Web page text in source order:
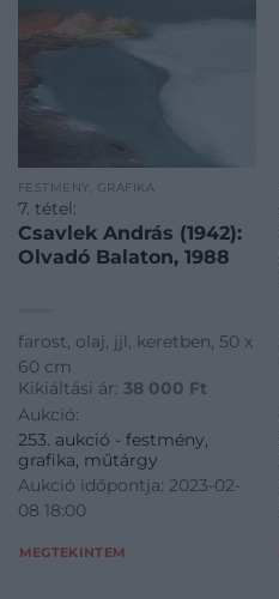
FESTMÉNY, GRAFIKA
7. tétel:
Csavlek András (1942):
Olvadó Balaton, 1988
farost, olaj, jjl, keretben, 50 x
60 cm
Kikiáltási ár: 38 000 Ft
Aukció:
253. aukció - festmény,
grafika, műtárgy
Aukció időpontja: 2023-02-
08 18:00
MEGTEKINTEM